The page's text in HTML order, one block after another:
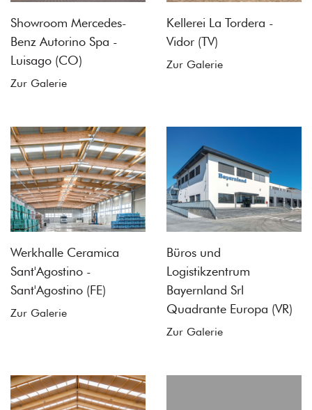
Showroom Mercedes-
Benz Autorino Spa -
Luisago (CO)
Zur Galerie
Kellerei La Tordera -
Vidor (TV)
Zur Galerie
Werkhalle Ceramica
Sant'Agostino -
Sant'Agostino (FE)
Zur Galerie
Büros und
Logistikzentrum
Bayernland Srl
Quadrante Europa (VR)
Zur Galerie